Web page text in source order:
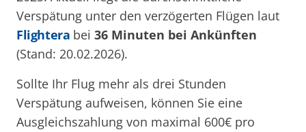
Verspätung unter den verzögerten Flügen laut
Flightera bei36 Minuten bei Ankünften
(Stand: 20.02.2026).
Sollte Ihr Flug mehr als drei Stunden
Verspätung aufweisen, können Sie eine
Ausgleichszahlung von maximal 600€ pro